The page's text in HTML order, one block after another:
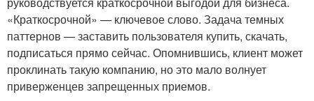
«Краткосрочной» — ключевое слово. Задача темных
паттернов — заставить пользователя купить, скачать,
подписаться прямо сейчас. Опомнившись, клиент может
проклинать такую компанию, но это мало волнует
приверженцев запрещенных приемов.